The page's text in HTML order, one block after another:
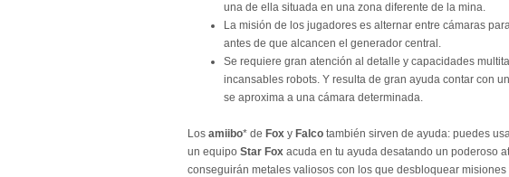
una de ella situada en una zona diferente de la mina.
La misión de los jugadores es alternar entre cámaras
antes de que alcancen el generador central.
Se requiere gran atención al detalle y capacidades
incansables robots. Y resulta de gran ayuda contar con
se aproxima a una cámara determinada.
Los amiibo* de Fox y Falco también sirven de ayuda: puedes
un equipo Star Fox acuda en tu ayuda desatando un poderoso
conseguirán metales valiosos con los que desbloquear